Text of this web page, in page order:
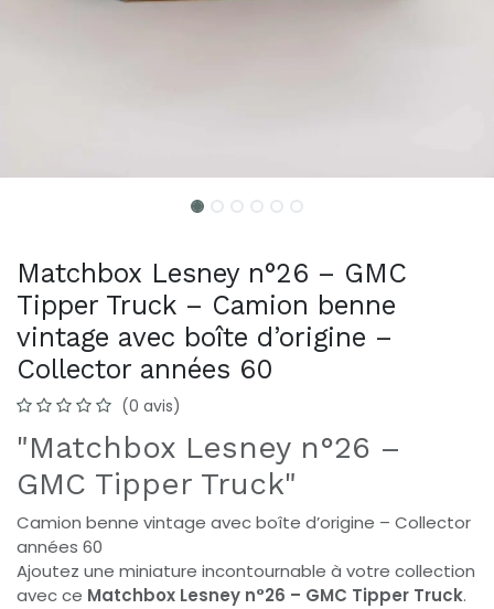
Matchbox Lesney n°26 – GMC
Tipper Truck – Camion benne
vintage avec boîte d’origine –
Collector années 60
(0 avis)
"Matchbox Lesney n°26 –
GMC Tipper Truck"
Camion benne vintage avec boîte d’origine – Collector
années 60
Ajoutez une miniature incontournable à votre collection
avec ce Matchbox Lesney n°26 – GMC Tipper Truck.